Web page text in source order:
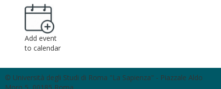
Add event
to calendar
© Università degli Studi di Roma "La Sapienza" - Piazzale Aldo